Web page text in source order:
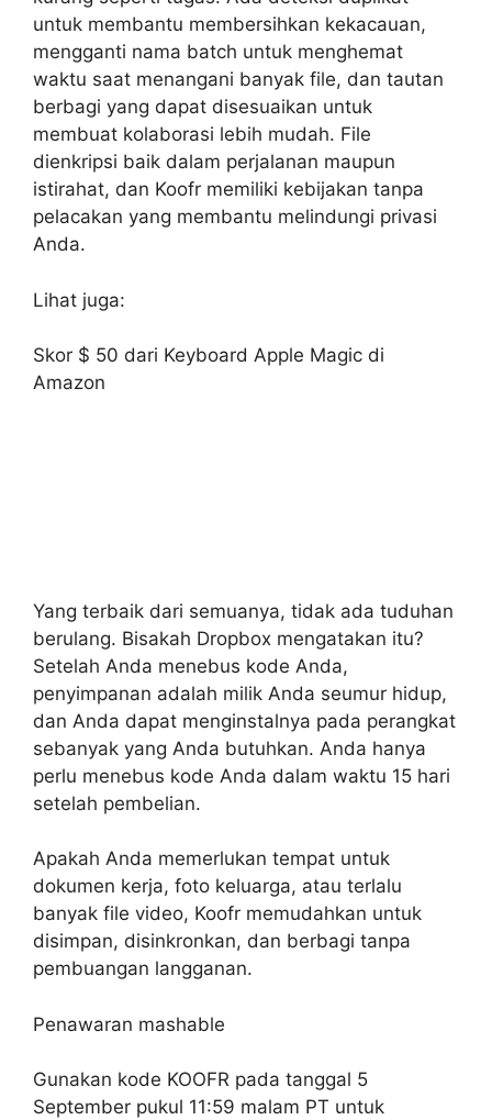
untuk membantu membersihkan kekacauan,
mengganti nama batch untuk menghemat
waktu saat menangani banyak file, dan tautan
berbagi yang dapat disesuaikan untuk
membuat kolaborasi lebih mudah. File
dienkripsi baik dalam perjalanan maupun
istirahat, dan Koofr memiliki kebijakan tanpa
pelacakan yang membantu melindungi privasi
Anda.
Lihat juga:
Skor $ 50 dari Keyboard Apple Magic di
Amazon
Yang terbaik dari semuanya, tidak ada tuduhan
berulang. Bisakah Dropbox mengatakan itu?
Setelah Anda menebus kode Anda,
penyimpanan adalah milik Anda seumur hidup,
dan Anda dapat menginstalnya pada perangkat
sebanyak yang Anda butuhkan. Anda hanya
perlu menebus kode Anda dalam waktu 15 hari
setelah pembelian.
Apakah Anda memerlukan tempat untuk
dokumen kerja, foto keluarga, atau terlalu
banyak file video, Koofr memudahkan untuk
disimpan, disinkronkan, dan berbagi tanpa
pembuangan langganan.
Penawaran mashable
Gunakan kode KOOFR pada tanggal 5
September pukul 11:59 malam PT untuk